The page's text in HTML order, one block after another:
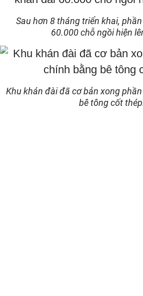
Sau hơn 8 tháng triển khai,
60.000 chỗ ngồi hiện
Khu khán đài đã cơ bản xong
bê tông cốt